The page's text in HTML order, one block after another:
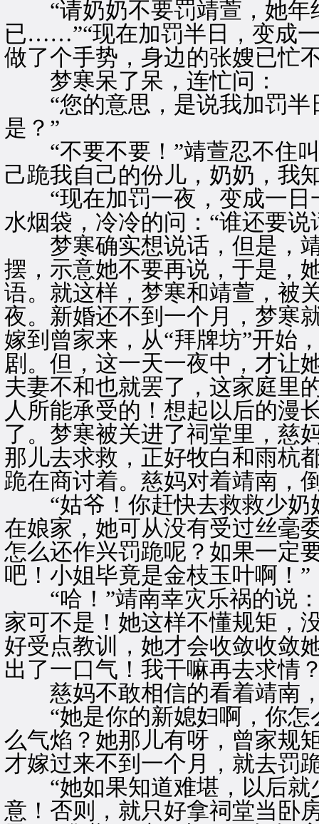
“请奶奶不要罚靖萱，她年
已……”“现在加罚半日，变成
做了个手势，身边的张嫂已忙
梦寒呆了呆，连忙问：
“您的意思，是说我加罚半
是？”
“不要不要！”靖萱忍不住叫
己跪我自己的份儿，奶奶，我
“现在加罚一夜，变成一日
水烟袋，冷冷的问：“谁还要说
梦寒确实想说话，但是，靖
摆，示意她不要再说，于是，
语。就这样，梦寒和靖萱，被
夜。新婚还不到一个月，梦寒
嫁到曾家来，从“拜牌坊”开始
剧。但，这一天一夜中，才让
夫妻不和也就罢了，这家庭里
人所能承受的！想起以后的漫
了。梦寒被关进了祠堂里，慈
那儿去求救，正好牧白和雨杭
跪在商讨着。慈妈对着靖南，
“姑爷！你赶快去救救少奶
在娘家，她可从没有受过丝毫
怎么还作兴罚跪呢？如果一定
吧！小姐毕竟是金枝玉叶啊！”
“哈！”靖南幸灾乐祸的说：
家可不是！她这样不懂规矩，
好受点教训，她才会收敛收敛
出了一口气！我干嘛再去求情
慈妈不敢相信的看着靖南
“她是你的新媳妇啊，你怎
么气焰？她那儿有呀，曾家规
才嫁过来不到一个月，就去罚
“她如果知道难堪，以后就
意！否则，就只好拿祠堂当卧